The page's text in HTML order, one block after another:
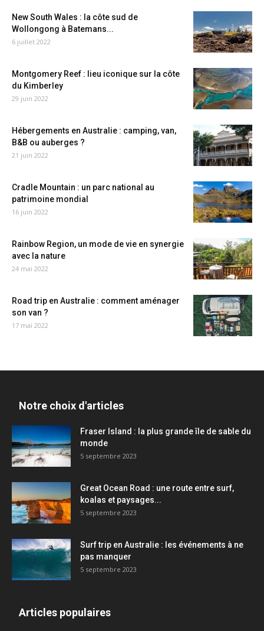
New South Wales : la côte sud de
Wollongong à Batemans...
6 juillet 2022
Montgomery Reef : lieu iconique sur la côte
du Kimberley
29 juin 2022
Hébergements en Australie : camping, van,
B&B ou auberges ?
21 juin 2022
Cradle Mountain : un parc national au
patrimoine mondial
16 juin 2022
Rainbow Region, un mode de vie en synergie
avec la nature
24 mai 2022
Road trip en Australie : comment aménager
son van ?
17 mai 2022
Notre choix d'articles
Fraser Island : la plus grande île de sable du
monde
5 septembre 2023
Great Ocean Road : une route entre surf,
koalas et paysages...
5 septembre 2023
Surf trip en Australie : les événements à ne
pas manquer
5 septembre 2023
Articles populaires